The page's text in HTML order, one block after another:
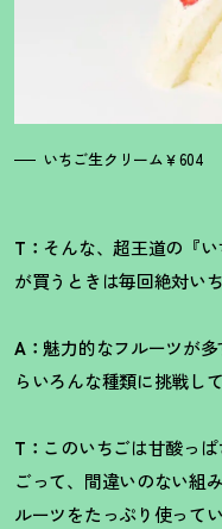
いちご生クリーム￥604
T： そんな、超王道の『
が買うときは毎回絶対いち
A： 魅力的なフルーツが
らいろんな種類に挑戦して
T： このいちごは甘酸っ
ごって、間違いのない組
ルーツをたっぷり使って